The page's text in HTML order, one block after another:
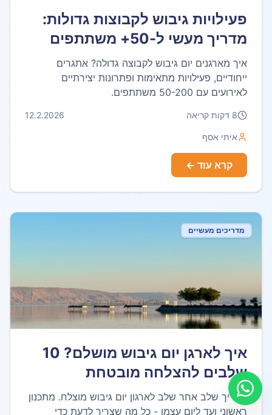
פעילויות גיבוש לקבוצות גדולות:
מדריך מעשי ל-50+ משתתפים
איך מארגנים יום גיבוש לקבוצה גדולה? אתגרים
ייחודיים, פעילויות מתאימות ופתרונות יצירתיים
לאירועים עם 50-200 משתתפים.
8 דקות קריאה 12.2.2026
איתי אסף
קרא עוד ←
מדריכים מעשיים
איך לארגן יום גיבוש מושלם? 10
שלבים להצלחה מובטחת
מדריך שלב אחר שלב לארגון יום גיבוש מוצלח. מתכנון
ראשוני ועד ליום עצמו - כל מה שצריך לדעת כדי